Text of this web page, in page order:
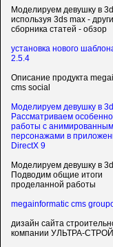
Моделируем девушку в 3d
используя 3ds max -
сборника статей - обзор
установка нового
2.5.4
Описание продукта
cms social
Моделируем девушку в
Рассматриваем
работы с
персонажами в
DirectX 9
Моделируем девушку в
Подводим общие итоги
проделанной работы
megainformatic cms
дизайн сайта
компании УЛЬТРА-СТРОЙ